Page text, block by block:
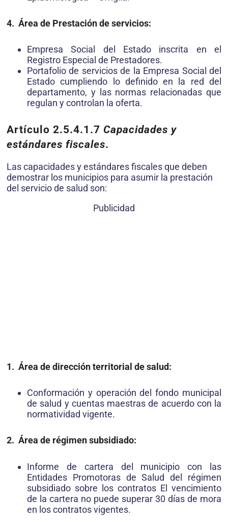
4. Área de Prestación de servicios:
Empresa Social del Estado inscrita en el
Registro Especial de Prestadores.
Portafolio de servicios de la Empresa Social del
Estado cumpliendo lo definido en la red del
departamento, y las normas relacionadas que
regulan y controlan la oferta.
Artículo 2.5.4.1.7 Capacidades y
estándares fiscales.
Las capacidades y estándares fiscales que deben
demostrar los municipios para asumir la prestación
del servicio de salud son:
Publicidad
1. Área de dirección territorial de salud:
Conformación y operación del fondo municipal
de salud y cuentas maestras de acuerdo con la
normatividad vigente.
2. Área de régimen subsidiado:
Informe de cartera del municipio con las
Entidades Promotoras de Salud del régimen
subsidiado sobre los contratos El vencimiento
de la cartera no puede superar 30 días de mora
en los contratos vigentes.